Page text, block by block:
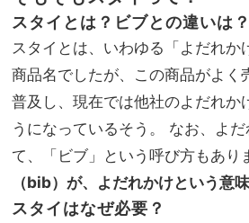
スタイとは？ビブとの違いは？
スタイとは、いわゆる「よだれか
商品名でしたが、この商品がよく
普及し、現在では他社のよだれか
うになっているそう。 なお、よ
て、「ビブ」という呼び方もあり
（bib）が、よだれかけという意
スタイはなぜ必要？